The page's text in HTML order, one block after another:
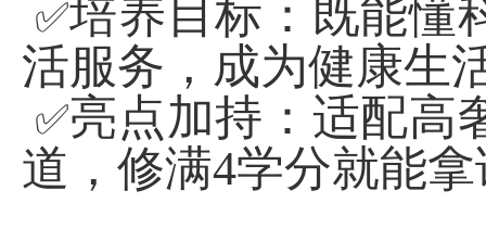
✅培养目标：既能懂
活服务，成为健康生
✅亮点加持：适配高
道，修满4学分就能